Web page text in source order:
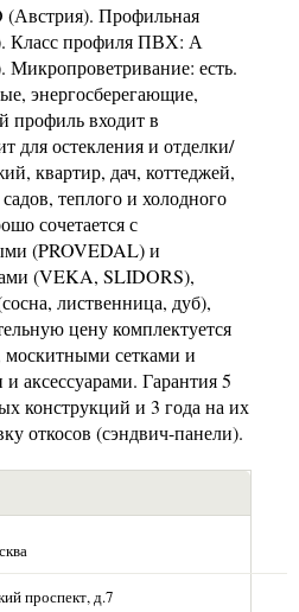
Профильная
Класс профиля ПВХ: А
есть.
энергосберегающие,
профиль входит в
для остекления и отделки/
квартир, дач, коттеджей,
теплого и холодного
сочетается с
(PROVEDAL) и
(VEKA, SLIDORS),
лиственница, дуб),
цену комплектуется
сетками и
аксессуарами. Гарантия 5
конструкций и 3 года на их
откосов (сэндвич-панели).
проспект, д.7